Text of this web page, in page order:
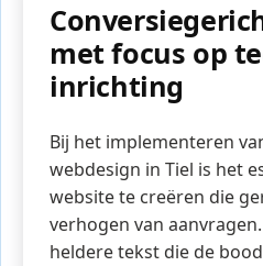
met focus op
inrichting
Bij het implementeren
webdesign in Tiel is het
website te creëren die
verhogen van
heldere tekst die de